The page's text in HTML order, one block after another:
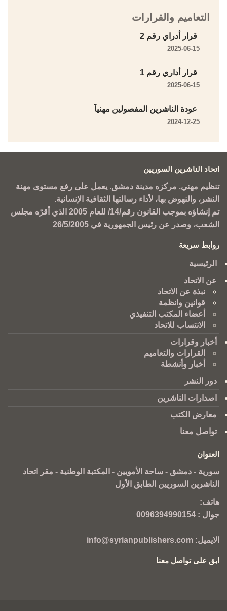
التعاميم والقرارات
قرار أدراي رقم 2
2025-06-15
قرار أداري رقم 1
2025-06-15
عودة الناشرين المفصولين مهنياً
2024-12-25
اتحاد الناشرين السوريين
تنظيم مهني. مركزه مدينة دمشق. يعمل على رفع مستوى مهنة
النشر، والنهوض بها، لأداء رسالتها الثقافية الإنسانية.
تم إنشاؤه بموجب القانون رقم/14/ للعام 2005 الذي أقرّه مجلس
الشعب، وصدر عن رئيس الجمهورية في 26/5/2005
روابط سريعة
الرئيسية
عن الاتحاد
نبذة عن الاتحاد
قوانين وانظمة
أعضاء المكتب التنفيذي
الانتساب للاتحاد
أخبار وقرارات
القرارات والتعاميم
أخبار وأنشطة
دور النشر
اصدارات الناشرين
معارض الكتب
تواصل معنا
العنوان
سورية - دمشق - ساحة الأمويين - المكتبة الوطنية - مقر اتحاد
الناشرين السوريين الطابق الأول
هاتف:
جوال : 0096394990154
الايميل: info@syrianpublishers.com
ابق على تواصل معنا